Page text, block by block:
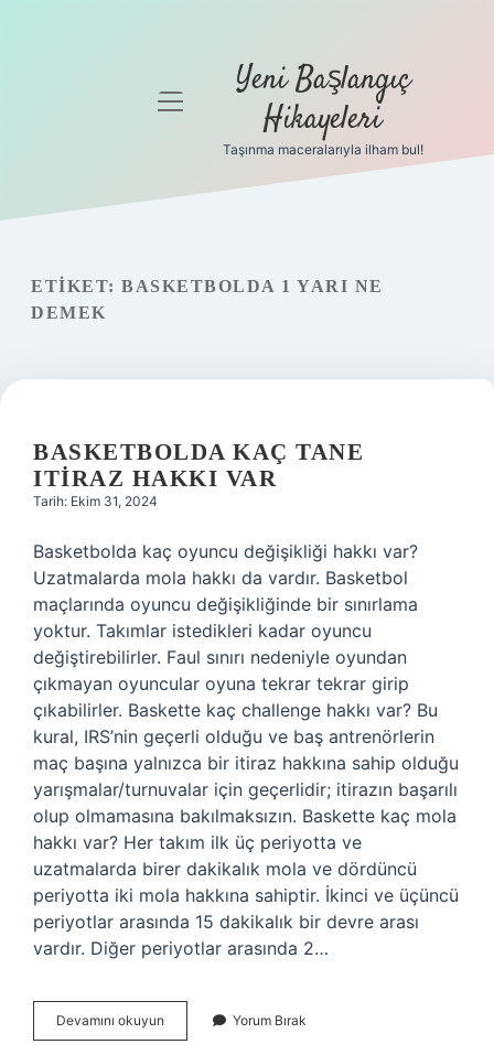
Gizlilik
Yasal Uyarı
menüyü
Yeni Başlangıç
Hikayeleri
Taşınma maceralarıyla ilham bul!
ETIKET: BASKETBOLDA 1 YARI NE
DEMEK
BASKETBOLDA KAÇ TANE
ITIRAZ HAKKI VAR
Tarih: Ekim 31, 2024
Basketbolda kaç oyuncu değişikliği hakkı var?
Uzatmalarda mola hakkı da vardır. Basketbol
maçlarında oyuncu değişikliğinde bir sınırlama
yoktur. Takımlar istedikleri kadar oyuncu
değiştirebilirler. Faul sınırı nedeniyle oyundan
çıkmayan oyuncular oyuna tekrar tekrar girip
çıkabilirler. Baskette kaç challenge hakkı var? Bu
kural, IRS’nin geçerli olduğu ve baş antrenörlerin
maç başına yalnızca bir itiraz hakkına sahip olduğu
yarışmalar/turnuvalar için geçerlidir; itirazın başarılı
olup olmamasına bakılmaksızın. Baskette kaç mola
hakkı var? Her takım ilk üç periyotta ve
uzatmalarda birer dakikalık mola ve dördüncü
periyotta iki mola hakkına sahiptir. İkinci ve üçüncü
periyotlar arasında 15 dakikalık bir devre arası
vardır. Diğer periyotlar arasında 2…
Devamını okuyun Basketbolda
Kaç
Yorum Bırak